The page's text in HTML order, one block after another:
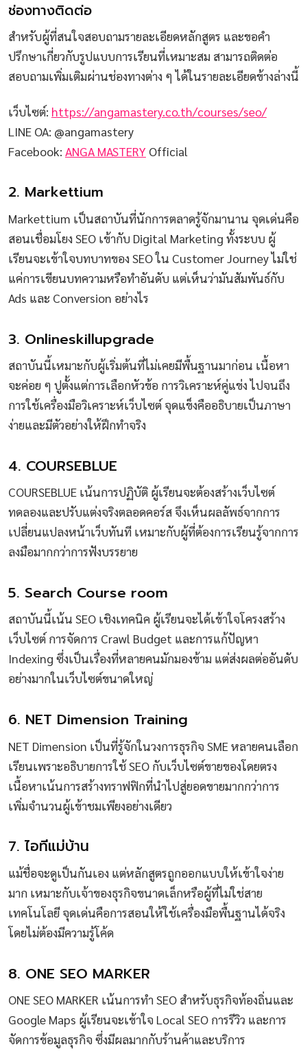
ช่องทางติดต่อ
สำหรับผู้ที่สนใจสอบถามรายละเอียดหลักสูตร และขอคำ
ปรึกษาเกี่ยวกับรูปแบบการเรียนที่เหมาะสม สามารถติดต่อ
สอบถามเพิ่มเติมผ่านช่องทางต่าง ๆ ได้ในรายละเอียดข้างล่างนี้
เว็บไซต์: https://angamastery.co.th/courses/seo/
LINE OA: @angamastery
Facebook: ANGA MASTERY Official
2. Markettium
Markettium เป็นสถาบันที่นักการตลาดรู้จักมานาน จุดเด่นคือ
สอนเชื่อมโยง SEO เข้ากับ Digital Marketing ทั้งระบบ ผู้
เรียนจะเข้าใจบทบาทของ SEO ใน Customer Journey ไม่ใช่
แค่การเขียนบทความหรือทำอันดับ แต่เห็นว่ามันสัมพันธ์กับ
Ads และ Conversion อย่างไร
3. Onlineskillupgrade
สถาบันนี้เหมาะกับผู้เริ่มต้นที่ไม่เคยมีพื้นฐานมาก่อน เนื้อหา
จะค่อย ๆ ปูตั้งแต่การเลือกหัวข้อ การวิเคราะห์คู่แข่ง ไปจนถึง
การใช้เครื่องมือวิเคราะห์เว็บไซต์ จุดแข็งคืออธิบายเป็นภาษา
ง่ายและมีตัวอย่างให้ฝึกทำจริง
4. COURSEBLUE
COURSEBLUE เน้นการปฏิบัติ ผู้เรียนจะต้องสร้างเว็บไซต์
ทดลองและปรับแต่งจริงตลอดคอร์ส จึงเห็นผลลัพธ์จากการ
เปลี่ยนแปลงหน้าเว็บทันที เหมาะกับผู้ที่ต้องการเรียนรู้จากการ
ลงมือมากกว่าการฟังบรรยาย
5. Search Course room
สถาบันนี้เน้น SEO เชิงเทคนิค ผู้เรียนจะได้เข้าใจโครงสร้าง
เว็บไซต์ การจัดการ Crawl Budget และการแก้ปัญหา
Indexing ซึ่งเป็นเรื่องที่หลายคนมักมองข้าม แต่ส่งผลต่ออันดับ
อย่างมากในเว็บไซต์ขนาดใหญ่
6. NET Dimension Training
NET Dimension เป็นที่รู้จักในวงการธุรกิจ SME หลายคนเลือก
เรียนเพราะอธิบายการใช้ SEO กับเว็บไซต์ขายของโดยตรง
เนื้อหาเน้นการสร้างทราฟฟิกที่นำไปสู่ยอดขายมากกว่าการ
เพิ่มจำนวนผู้เข้าชมเพียงอย่างเดียว
7. ไอทีแม่บ้าน
แม้ชื่อจะดูเป็นกันเอง แต่หลักสูตรถูกออกแบบให้เข้าใจง่าย
มาก เหมาะกับเจ้าของธุรกิจขนาดเล็กหรือผู้ที่ไม่ใช่สาย
เทคโนโลยี จุดเด่นคือการสอนให้ใช้เครื่องมือพื้นฐานได้จริง
โดยไม่ต้องมีความรู้โค้ด
8. ONE SEO MARKER
ONE SEO MARKER เน้นการทำ SEO สำหรับธุรกิจท้องถิ่นและ
Google Maps ผู้เรียนจะเข้าใจ Local SEO การรีวิว และการ
จัดการข้อมูลธุรกิจ ซึ่งมีผลมากกับร้านค้าและบริการ